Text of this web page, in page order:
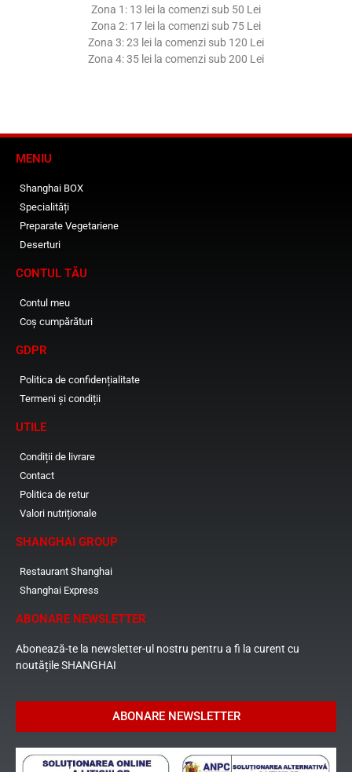
Zona 1: 13 lei la comenzi sub 50 Lei
Zona 2: 17 lei la comenzi sub 75 Lei
Zona 3: 23 lei la comenzi sub 120 Lei
Zona 4: 35 lei la comenzi sub 200 Lei
MENIU
Shanghai BOX
Specialități
Preparate Vegetariene
Deserturi
CONTUL TĂU
Contul meu
Coș cumpărături
GDPR
Politica de confidențialitate
Termeni și condiții
UTILE
Condiții de livrare
Contact
Politica de retur
Valori nutriționale
SHANGHAI GROUP
Restaurant Shanghai
Shanghai Express
ABONARE NEWSLETTER
Abonează-te la newsletter-ul nostru pentru a fi la curent cu
noutățile SHANGHAI
ABONARE NEWSLETTER